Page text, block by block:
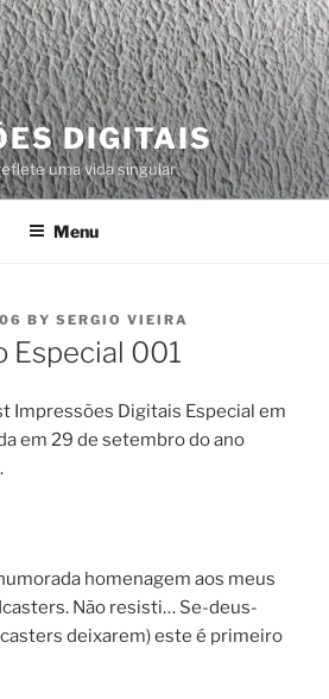
DIGITAIS
uma vida singular
Menu
BY SERGIO VIEIRA
Especial 001
Impressões Digitais Especial em
em 29 de setembro do ano
homenagem aos meus
Não resisti… Se-deus-
deixarem) este é primeiro